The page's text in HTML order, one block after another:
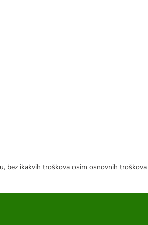
bez ikakvih troškova osim osnovnih